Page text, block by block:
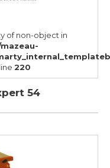
of non-object in
220
54